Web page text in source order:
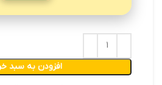
افزودن به سبد